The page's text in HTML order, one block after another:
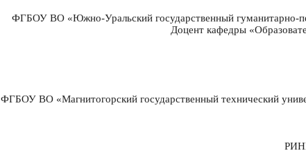
ФГБОУ ВО «Южно-Уральский государственный гуманитарно-
Доцент кафедры
ФГБОУ ВО «Магнитогорский государственный технический